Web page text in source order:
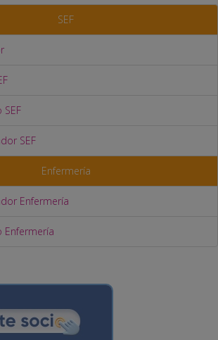
SEF
SEF
Enfermería
Enfermería
Enfermería